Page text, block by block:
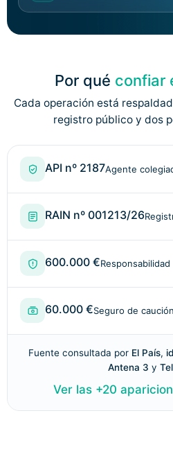
Por qué confiar
Cada operación está
registro público y dos
API nº 2187Agente
RAIN nº 001213/26
600.000 €Responsabilidad
60.000 €Seguro de
Fuente consultada por El País,
Antena 3 y
|
Ver las +20